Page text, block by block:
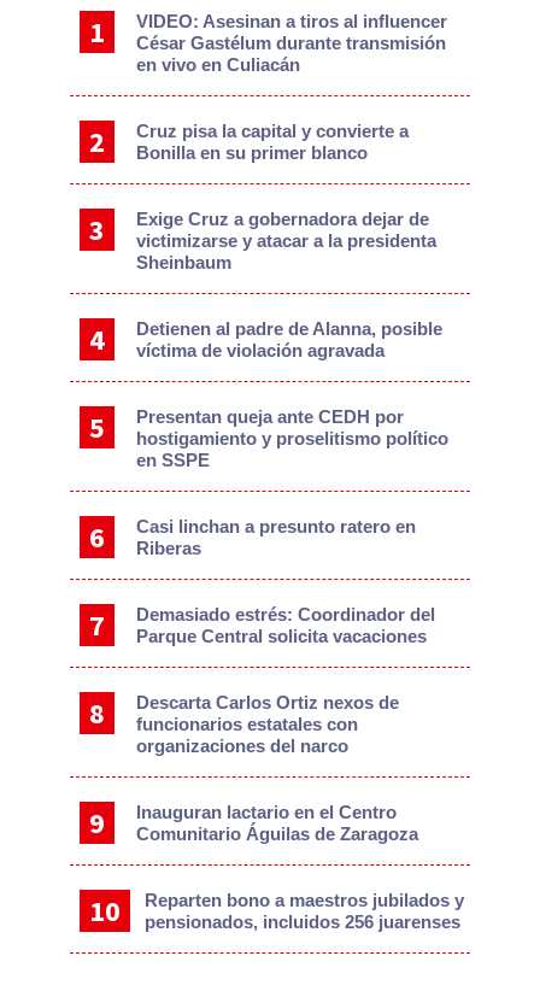
VIDEO: Asesinan a tiros al influencer
César Gastélum durante transmisión
en vivo en Culiacán
Cruz pisa la capital y convierte a
Bonilla en su primer blanco
Exige Cruz a gobernadora dejar de
victimizarse y atacar a la presidenta
Sheinbaum
Detienen al padre de Alanna, posible
víctima de violación agravada
Presentan queja ante CEDH por
hostigamiento y proselitismo político
en SSPE
Casi linchan a presunto ratero en
Riberas
Demasiado estrés: Coordinador del
Parque Central solicita vacaciones
Descarta Carlos Ortiz nexos de
funcionarios estatales con
organizaciones del narco
Inauguran lactario en el Centro
Comunitario Águilas de Zaragoza
Reparten bono a maestros jubilados y
pensionados, incluidos 256 juarenses